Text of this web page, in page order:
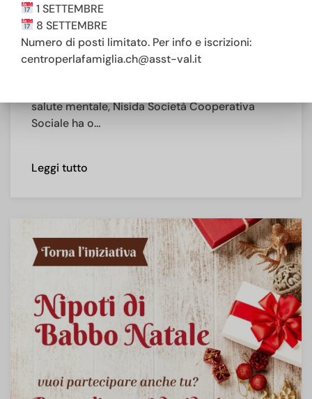
Salute mentale
“Versi di Poesia”
salute mentale, Nisida Società Cooperativa
Sociale ha o…
Leggi tutto
1 SETTEMBRE
8 SETTEMBRE
Numero di posti limitato. Per info e iscrizioni:
centroperlafamiglia.ch@asst-val.it